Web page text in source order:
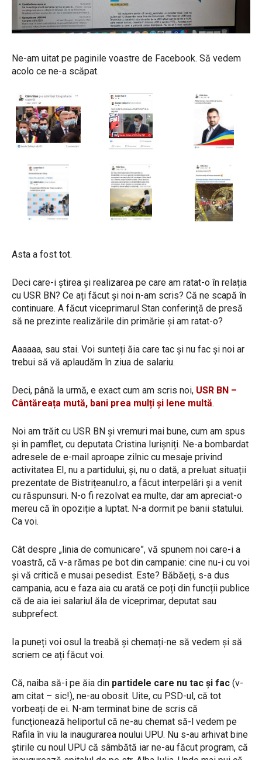
Ne-am uitat pe paginile voastre de Facebook. Să vedem
acolo ce ne-a scăpat.
Asta a fost tot.
Deci care-i știrea și realizarea pe care am ratat-o în relația
cu USR BN? Ce ați făcut și noi n-am scris? Că ne scapă în
continuare. A făcut viceprimarul Stan conferință de presă
să ne prezinte realizările din primărie și am ratat-o?
Aaaaaa, sau stai. Voi sunteți ăia care tac și nu fac și noi ar
trebui să vă aplaudăm în ziua de salariu.
Deci, până la urmă, e exact cum am scris noi, USR BN –
Cântăreața mută, bani prea mulți și lene multă.
Noi am trăit cu USR BN și vremuri mai bune, cum am spus
și în pamflet, cu deputata Cristina Iurișniți. Ne-a bombardat
adresele de e-mail aproape zilnic cu mesaje privind
activitatea EI, nu a partidului, și, nu o dată, a preluat situații
prezentate de Bistrițeanul.ro, a făcut interpelări și a venit
cu răspunsuri. N-o fi rezolvat ea multe, dar am apreciat-o
mereu că în opoziție a luptat. N-a dormit pe banii statului.
Ca voi.
Cât despre „linia de comunicare”, vă spunem noi care-i a
voastră, că v-a rămas pe bot din campanie: cine nu-i cu voi
și vă critică e musai pesedist. Este? Băbăeți, s-a dus
campania, acu e faza aia cu arată ce poți din funcții publice
că de aia iei salariul ăla de viceprimar, deputat sau
subprefect.
Ia puneți voi osul la treabă și chemați-ne să vedem și să
scriem ce ați făcut voi.
Că, naiba să-i pe ăia din partidele care nu tac și fac (v-
am citat – sic!), ne-au obosit. Uite, cu PSD-ul, că tot
vorbeați de ei. N-am terminat bine de scris că
funcționează heliportul că ne-au chemat să-l vedem pe
Rafila în viu la inaugurarea noului UPU. Nu s-au arhivat bine
știrile cu noul UPU că sâmbătă iar ne-au făcut program, că